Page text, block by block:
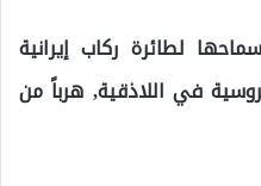
لطائرة ركاب إيرانية
في اللاذقية, هرباً من